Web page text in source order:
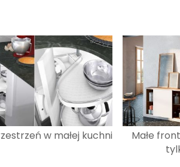
w małej kuchni
Małe